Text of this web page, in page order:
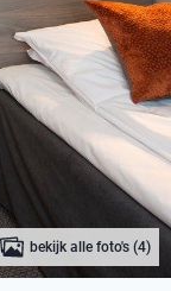
bekijk alle foto's (4)